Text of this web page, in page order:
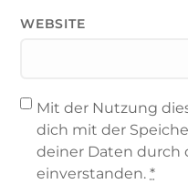
WEBSITE
Mit der Nutzung
dich mit der
deiner Daten durch
einverstanden.*